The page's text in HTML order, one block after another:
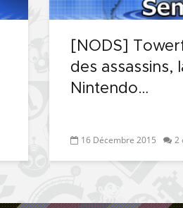
[NODS]
des assassins,
Nintendo…
16 Décembre 2015 2